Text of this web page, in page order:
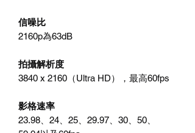
信噪比
2160p為63dB
拍攝解析度
3840 x 2160（Ultra HD），最高60fps
影格速率
23.98、24、25、29.97、30、50、